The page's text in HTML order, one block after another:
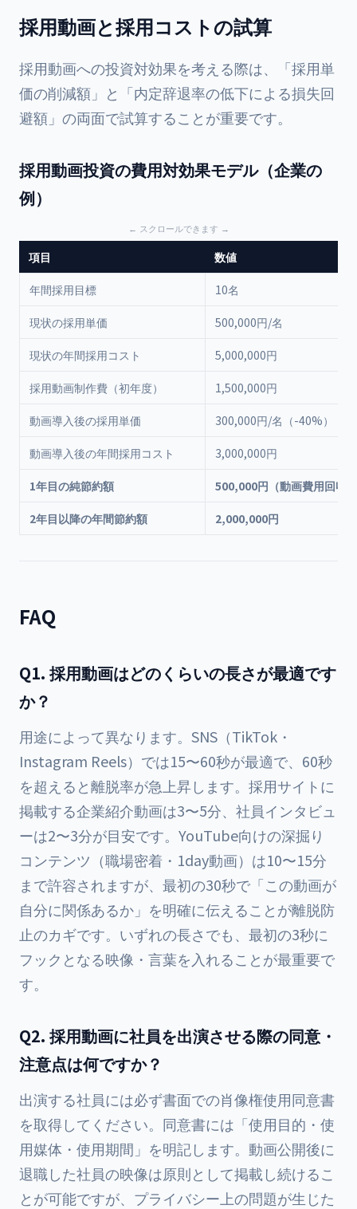
採用動画と採用コストの試算
採用動画への投資対効果を考える際は、「採用単
価の削減額」と「内定辞退率の低下による損失回
避額」の両面で試算することが重要です。
採用動画投資の費用対効果モデル（企業の
例）
項目 数値
年間採用目標 10名
現状の採用単価 500,000円/名
現状の年間採用コスト 5,000,000円
採用動画制作費（初年度） 1,500,000円
動画導入後の採用単価 300,000円/名（-40%）
動画導入後の年間採用コスト 3,000,000円
1年目の純節約額 500,000円（動画費用回収
2年目以降の年間節約額 2,000,000円
FAQ
Q1. 採用動画はどのくらいの長さが最適です
か？
用途によって異なります。SNS（TikTok・
Instagram Reels）では15〜60秒が最適で、60秒
を超えると離脱率が急上昇します。採用サイトに
掲載する企業紹介動画は3〜5分、社員インタビュ
ーは2〜3分が目安です。YouTube向けの深掘り
コンテンツ（職場密着・1day動画）は10〜15分
まで許容されますが、最初の30秒で「この動画が
自分に関係あるか」を明確に伝えることが離脱防
止のカギです。いずれの長さでも、最初の3秒に
フックとなる映像・言葉を入れることが最重要で
す。
Q2. 採用動画に社員を出演させる際の同意・
注意点は何ですか？
出演する社員には必ず書面での肖像権使用同意書
を取得してください。同意書には「使用目的・使
用媒体・使用期間」を明記します。動画公開後に
退職した社員の映像は原則として掲載し続けるこ
とが可能ですが、プライバシー上の問題が生じた